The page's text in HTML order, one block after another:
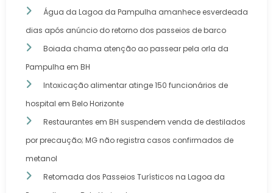
Água da Lagoa da Pampulha amanhece esverdeada
dias após anúncio do retorno dos passeios de barco
Boiada chama atenção ao passear pela orla da
Pampulha em BH
Intoxicação alimentar atinge 150 funcionários de
hospital em Belo Horizonte
Restaurantes em BH suspendem venda de destilados
por precaução; MG não registra casos confirmados de
metanol
Retomada dos Passeios Turísticos na Lagoa da